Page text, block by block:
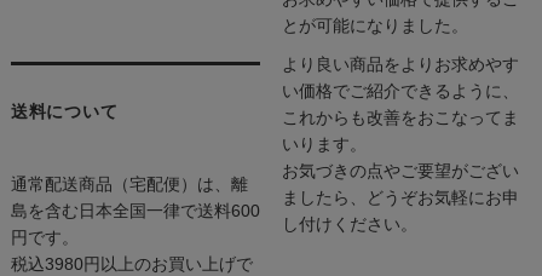
送料について
通常配送商品（宅配便）は、離
島を含む日本全国一律で送料600
円です。
税込3980円以上のお買い上げで
とが可能になりました。
より良い商品をよりお求めやす
い価格でご紹介できるように、
これからも改善をおこなってま
いります。
お気づきの点やご要望がござい
ましたら、どうぞお気軽にお申
し付けください。